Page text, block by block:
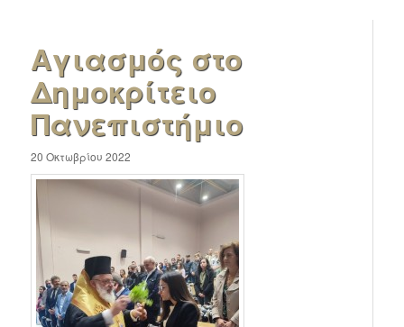
Αγιασμός στο
Δημοκρίτειο
Πανεπιστήμιο
20 Οκτωβρίου 2022